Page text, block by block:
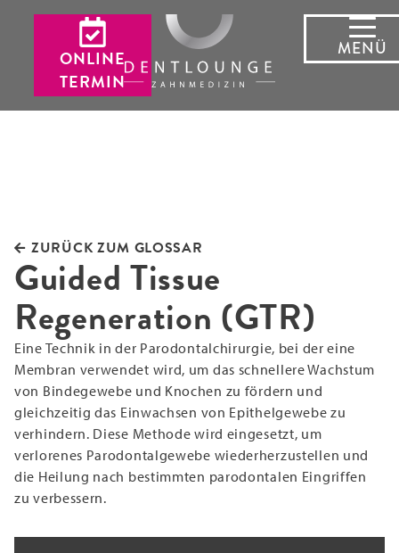
ONLINE
TERMIN
MENÜ
ZURÜCK ZUM GLOSSAR
Guided Tissue
Regeneration (GTR)
Eine Technik in der Parodontalchirurgie, bei der eine
Membran verwendet wird, um das schnellere Wachstum
von Bindegewebe und Knochen zu fördern und
gleichzeitig das Einwachsen von Epithelgewebe zu
verhindern. Diese Methode wird eingesetzt, um
verlorenes Parodontalgewebe wiederherzustellen und
die Heilung nach bestimmten parodontalen Eingriffen
zu verbessern.